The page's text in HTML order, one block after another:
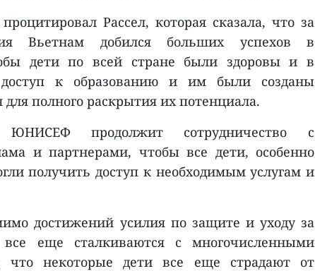
Рассел, которая сказала, что за
Вьетнам добился больших успехов в
дети по всей стране были здоровы и в
доступ к образованию и им были созданы
для полного раскрытия их потенциала.
продолжит сотрудничество с
и партнерами, чтобы все дети, особенно
получить доступ к необходимым услугам и
достижений усилия по защите и уходу за
еще сталкиваются с многочисленными
что некоторые дети все еще страдают от